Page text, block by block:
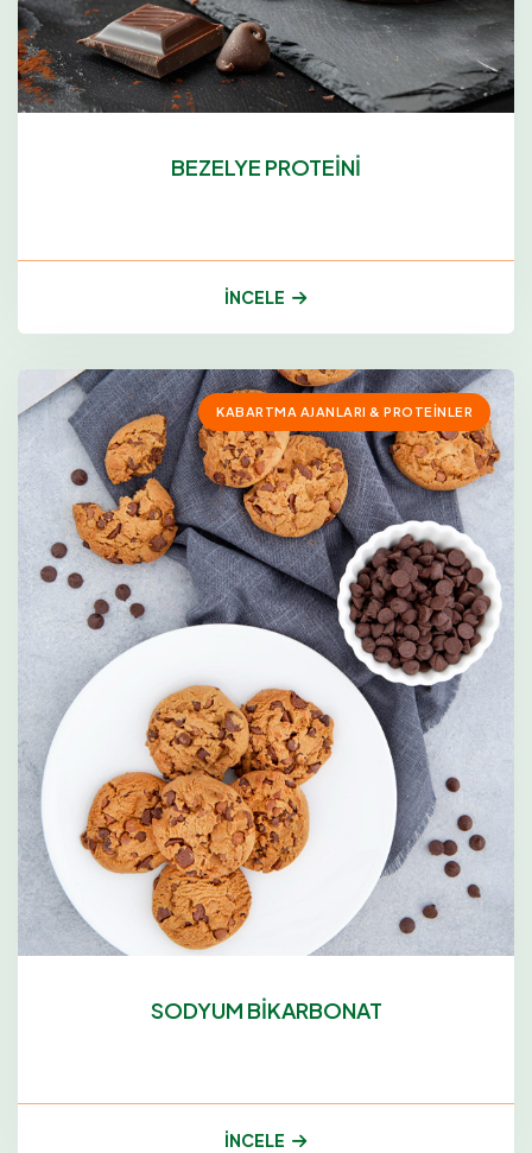
BEZELYE PROTEİNİ
İNCELE
KABARTMA AJANLARI & PROTEINLER
SODYUM BİKARBONAT
İNCELE